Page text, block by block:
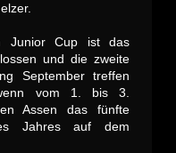
Junior Cup ist das
und die zweite
September treffen
vom 1. bis 3.
Assen das fünfte
Jahres auf dem